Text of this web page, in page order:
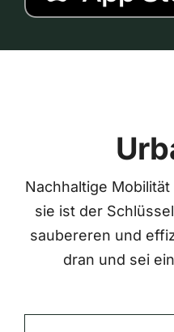
Nachhaltige
sie ist der
saubereren und
dran und sei